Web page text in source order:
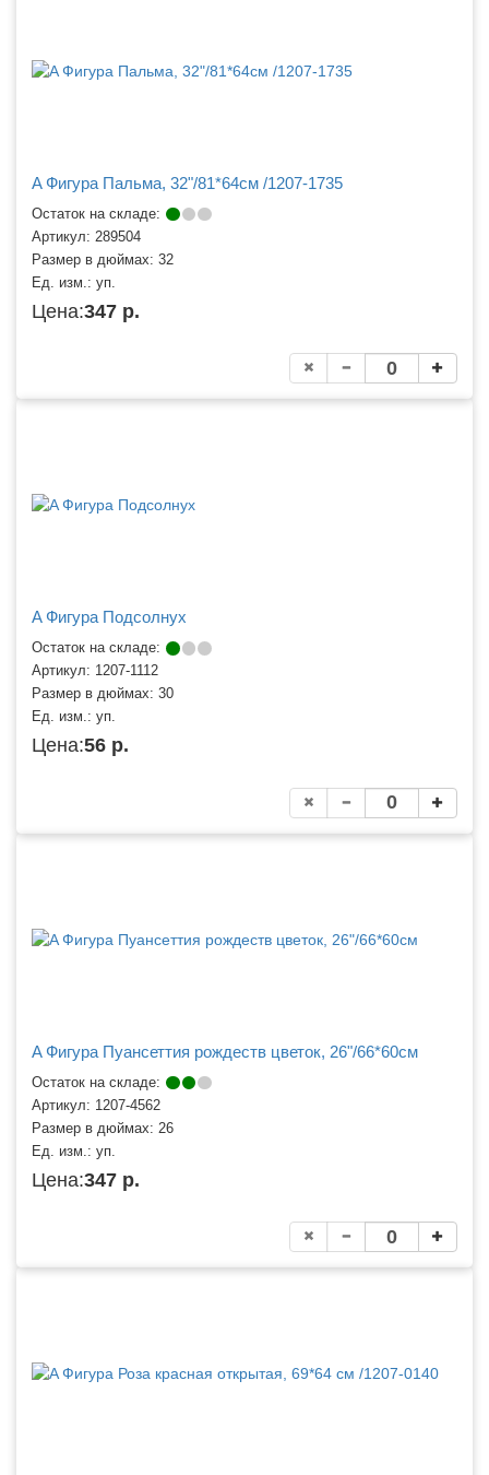
A Фигура Пальма, 32"/81*64см /1207-1735
Остаток на складе:
Артикул: 289504
Размер в дюймах: 32
Ед. изм.: уп.
Цена:347 р.
A Фигура Подсолнух
Остаток на складе:
Артикул: 1207-1112
Размер в дюймах: 30
Ед. изм.: уп.
Цена:56 р.
A Фигура Пуансеттия рождеств цветок, 26"/66*60см
Остаток на складе:
Артикул: 1207-4562
Размер в дюймах: 26
Ед. изм.: уп.
Цена:347 р.